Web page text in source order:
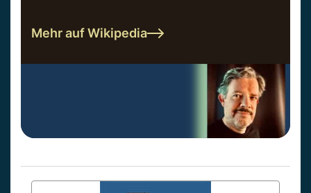
Mehr auf Wikipedia